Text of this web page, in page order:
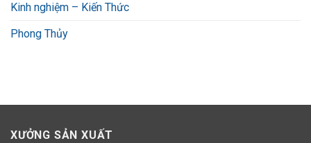
Kinh nghiệm – Kiến Thức
Phong Thủy
XƯỞNG SẢN XUẤT